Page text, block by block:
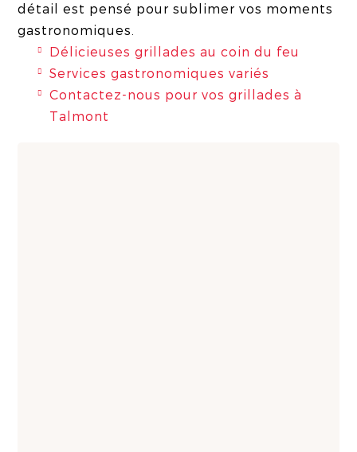
détail est pensé pour sublimer vos moments
gastronomiques.
Délicieuses grillades au coin du feu
Services gastronomiques variés
Contactez-nous pour vos grillades à
Talmont